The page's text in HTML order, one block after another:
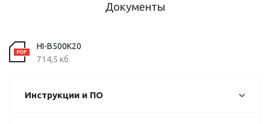
Документы
HI-B500K20
714,5 кб
Инструкции и ПО